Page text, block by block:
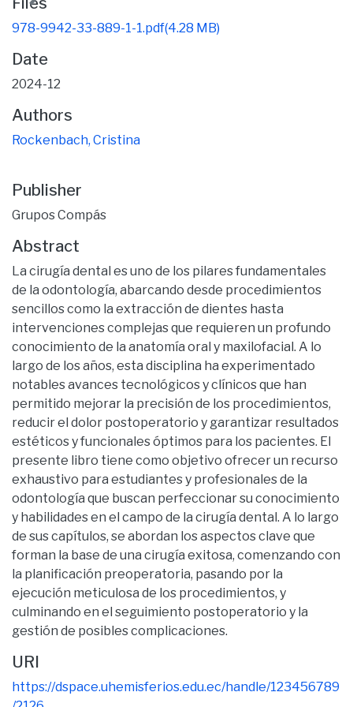
978-9942-33-889-1-1.pdf(4.28 MB)
Date
2024-12
Authors
Rockenbach, Cristina
Publisher
Grupos Compás
Abstract
La cirugía dental es uno de los pilares fundamentales
de la odontología, abarcando desde procedimientos
sencillos como la extracción de dientes hasta
intervenciones complejas que requieren un profundo
conocimiento de la anatomía oral y maxilofacial. A lo
largo de los años, esta disciplina ha experimentado
notables avances tecnológicos y clínicos que han
permitido mejorar la precisión de los procedimientos,
reducir el dolor postoperatorio y garantizar resultados
estéticos y funcionales óptimos para los pacientes. El
presente libro tiene como objetivo ofrecer un recurso
exhaustivo para estudiantes y profesionales de la
odontología que buscan perfeccionar su conocimiento
y habilidades en el campo de la cirugía dental. A lo largo
de sus capítulos, se abordan los aspectos clave que
forman la base de una cirugía exitosa, comenzando con
la planificación preoperatoria, pasando por la
ejecución meticulosa de los procedimientos, y
culminando en el seguimiento postoperatorio y la
gestión de posibles complicaciones.
URI
https://dspace.uhemisferios.edu.ec/handle/123456789